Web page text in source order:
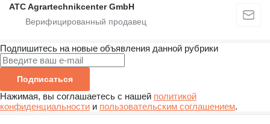
ATC Agrartechnikcenter GmbH
Подпишитесь на новые объявления данной рубрики
Подписаться
Нажимая, вы соглашаетесь с нашей политикой
конфиденциальности и пользовательским соглашением.